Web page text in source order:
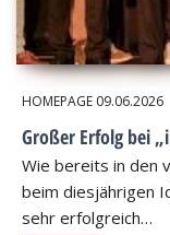
HOMEPAGE 09.06.2026
Großer Erfolg bei
Wie bereits in den
beim diesjährigen
sehr erfolgreich…